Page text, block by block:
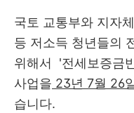
국토 교통부와 지자
등 저소득 청년들의
위해서 '전세보증금
사업을 23년 7월 26
습니다.